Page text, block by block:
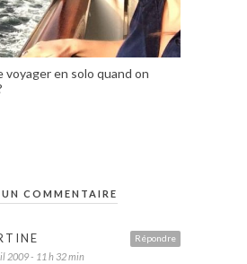
voyager en solo quand on
COMMENTAIRE
Répondre
2009 - 11 h 32 min